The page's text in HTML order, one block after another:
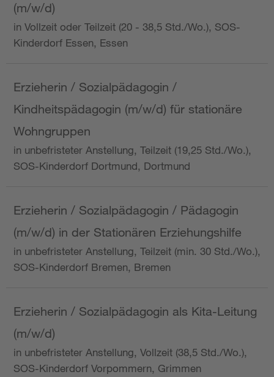
(m/w/d)
in Vollzeit oder Teilzeit (20 - 38,5 Std./Wo.), SOS-
Kinderdorf Essen, Essen
Erzieherin / Sozialpädagogin /
Kindheitspädagogin (m/w/d) für stationäre
Wohngruppen
in unbefristeter Anstellung, Teilzeit (19,25 Std./Wo.),
SOS-Kinderdorf Dortmund, Dortmund
Erzieherin / Sozialpädagogin / Pädagogin
(m/w/d) in der Stationären Erziehungshilfe
in unbefristeter Anstellung, Teilzeit (min. 30 Std./Wo.),
SOS-Kinderdorf Bremen, Bremen
Erzieherin / Sozialpädagogin als Kita-Leitung
(m/w/d)
in unbefristeter Anstellung, Vollzeit (38,5 Std./Wo.),
SOS-Kinderdorf Vorpommern, Grimmen